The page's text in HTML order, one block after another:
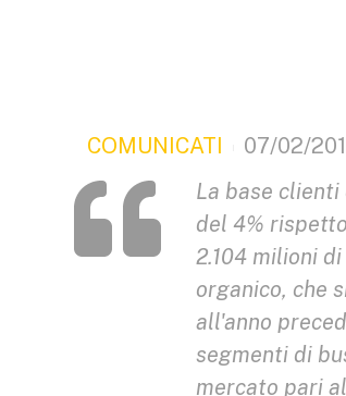
COMUNICATI
07/02/
La base clienti
del 4%
2.104 milioni
organico, che
all'anno
segmenti di
mercato pari